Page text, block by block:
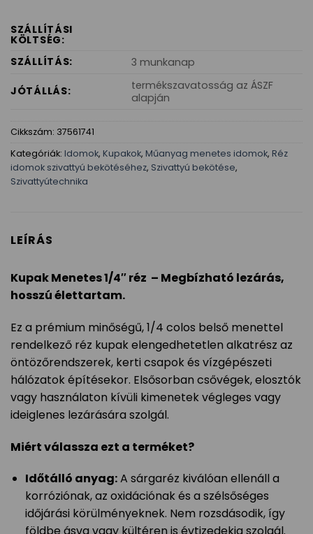
SZÁLLÍTÁSI
KÖLTSÉG:
SZÁLLÍTÁS:
3 munkanap
JÓTÁLLÁS:
termékszavatosság az ÁSZF
alapján
Cikkszám: 37561741
Kategóriák: Idomok, Kupakok, Műanyag menetes idomok, Réz
idomok szivattyú bekötéséhez, Szivattyú bekötése,
Szivattyútechnika
LEÍRÁS
Kupak Menetes 1/4″ réz – Megbízható lezárás,
hosszú élettartam.
Ez a prémium minőségű, 1/4 colos belső menettel
rendelkező réz kupak elengedhetetlen alkatrész az
öntözőrendszerek, kerti csapok és vízgépészeti
hálózatok építésekor. Elsősorban csővégek, elosztók
vagy használaton kívüli kimenetek végleges vagy
ideiglenes lezárására szolgál.
Miért válassza ezt a terméket?
Időtálló anyag:A sárgaréz kiválóan ellenáll a
korróziónak, az oxidációnak és a szélsőséges
időjárási körülményeknek. Nem rozsdásodik, így